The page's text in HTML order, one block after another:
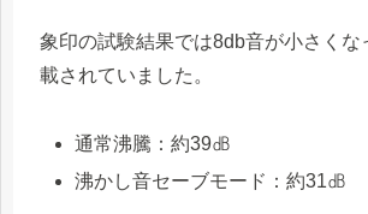
象印の試験結果では8db音が小さくな
載されていました。
通常沸騰：約39㏈
沸かし音セーブモード：約31㏈